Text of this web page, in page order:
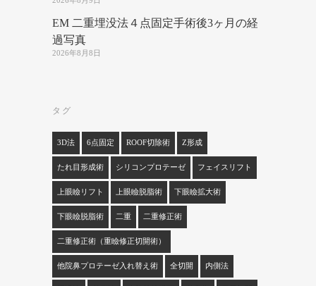
EM 二重埋没法４点固定手術後3ヶ月の経
過写真
2026年8月8日
タグ
3D法 6点固定 ROOF切除術 Z形成
たれ目形成術 シリコンプロテーゼ フェイスリフト
上眼瞼リフト 上眼瞼脱脂術 下眼瞼拡大術
下眼瞼脱脂術 二重 二重修正術
二重修正術（重瞼修正切開術）
他院鼻プロテーゼ入れ替え術 全切開 内側法